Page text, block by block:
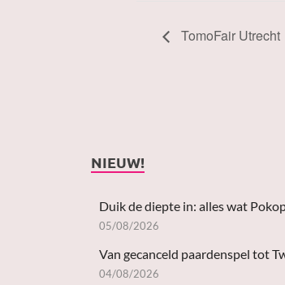
TomoFair Utrecht
NIEUW!
Duik de diepte in: alles wat
05/08/2026
Van gecanceld paardenspel tot
04/08/2026